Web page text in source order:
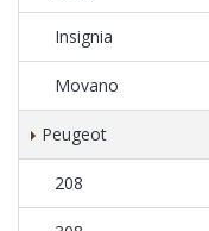
Insignia
Movano
Peugeot
208